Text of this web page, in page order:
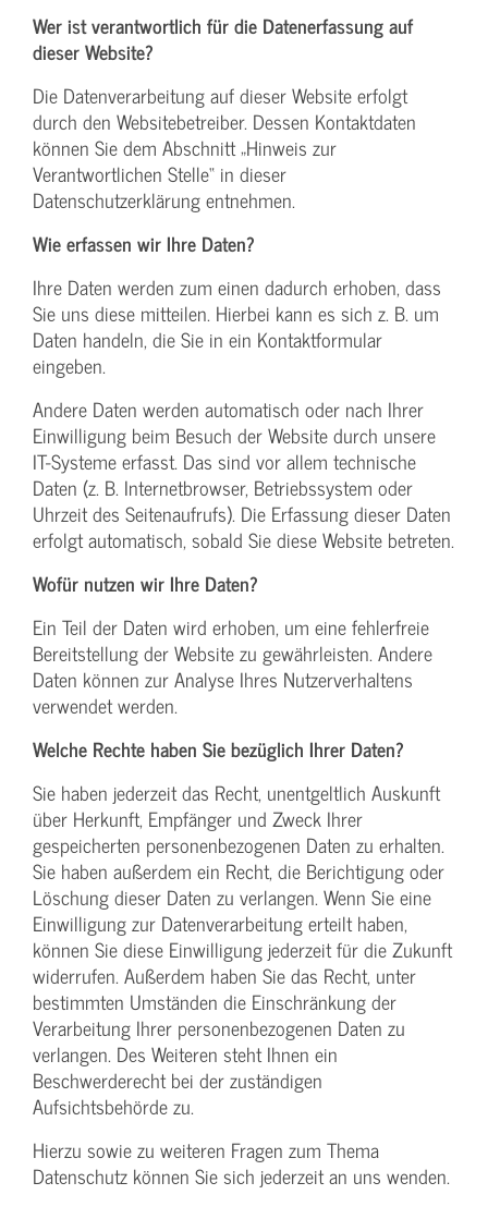
Wer ist verantwortlich für die Datenerfassung auf
dieser Website?
Die Datenverarbeitung auf dieser Website erfolgt
durch den Websitebetreiber. Dessen Kontaktdaten
können Sie dem Abschnitt „Hinweis zur
Verantwortlichen Stelle“ in dieser
Datenschutzerklärung entnehmen.
Wie erfassen wir Ihre Daten?
Ihre Daten werden zum einen dadurch erhoben, dass
Sie uns diese mitteilen. Hierbei kann es sich z. B. um
Daten handeln, die Sie in ein Kontaktformular
eingeben.
Andere Daten werden automatisch oder nach Ihrer
Einwilligung beim Besuch der Website durch unsere
IT-Systeme erfasst. Das sind vor allem technische
Daten (z. B. Internetbrowser, Betriebssystem oder
Uhrzeit des Seitenaufrufs). Die Erfassung dieser Daten
erfolgt automatisch, sobald Sie diese Website betreten.
Wofür nutzen wir Ihre Daten?
Ein Teil der Daten wird erhoben, um eine fehlerfreie
Bereitstellung der Website zu gewährleisten. Andere
Daten können zur Analyse Ihres Nutzerverhaltens
verwendet werden.
Welche Rechte haben Sie bezüglich Ihrer Daten?
Sie haben jederzeit das Recht, unentgeltlich Auskunft
über Herkunft, Empfänger und Zweck Ihrer
gespeicherten personenbezogenen Daten zu erhalten.
Sie haben außerdem ein Recht, die Berichtigung oder
Löschung dieser Daten zu verlangen. Wenn Sie eine
Einwilligung zur Datenverarbeitung erteilt haben,
können Sie diese Einwilligung jederzeit für die Zukunft
widerrufen. Außerdem haben Sie das Recht, unter
bestimmten Umständen die Einschränkung der
Verarbeitung Ihrer personenbezogenen Daten zu
verlangen. Des Weiteren steht Ihnen ein
Beschwerderecht bei der zuständigen
Aufsichtsbehörde zu.
Hierzu sowie zu weiteren Fragen zum Thema
Datenschutz können Sie sich jederzeit an uns wenden.